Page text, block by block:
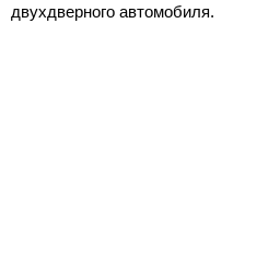
двухдверного автомобиля.